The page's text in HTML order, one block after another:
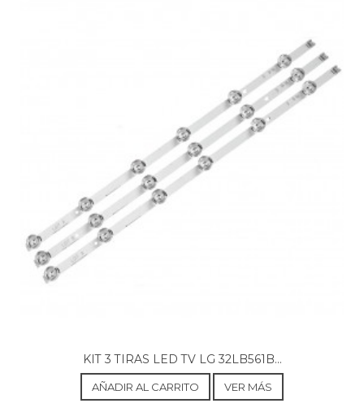
KIT 3 TIRAS LED TV LG 32LB561B...
AÑADIR AL CARRITO VER MÁS